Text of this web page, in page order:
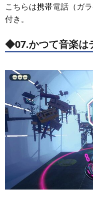
こちらは携帯電話（ガ
付き。
◆07.かつて音楽は